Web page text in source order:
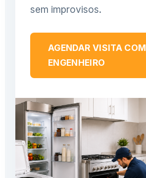
sem improvisos.
AGENDAR VISITA COM
ENGENHEIRO